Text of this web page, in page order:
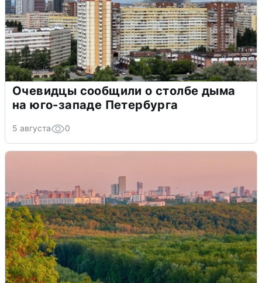
Очевидцы сообщили о столбе дыма
на юго-западе Петербурга
5 августа 0